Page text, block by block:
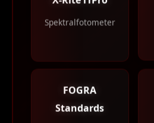
X-Rite i1Pro
Spektralfotometer
FOGRA
Standards